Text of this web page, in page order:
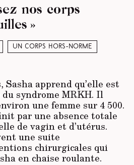
Un corps hors-norme
nos corps
»
Sasha apprend qu’elle est
syndrome MRKH. Il
une femme sur 4 500.
par une absence totale
de vagin et d’utérus.
une suite
chirurgicales qui
en chaise roulante.